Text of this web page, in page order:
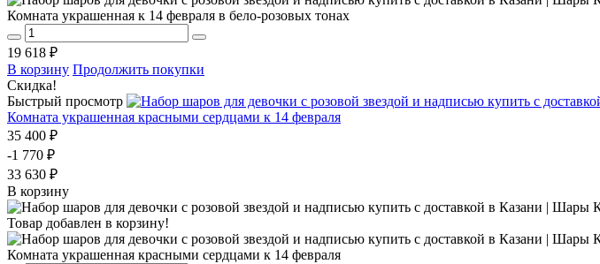
Комната украшенная к 14 февраля в бело-розовых тонах
19 618 ₽
В корзину Продолжить покупки
Скидка!
Быстрый просмотр
Комната украшенная красными сердцами к 14 февраля
35 400 ₽
-1 770 ₽
33 630 ₽
В корзину
Товар добавлен в корзину!
Комната украшенная красными сердцами к 14 февраля